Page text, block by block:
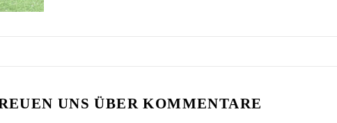
UNS ÜBER KOMMENTARE